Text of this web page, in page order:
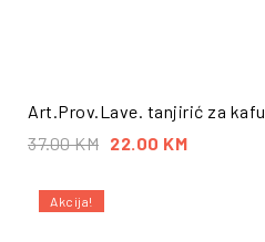
Art.Prov.Lave. tanjirić za kafu
37.00KM 22.00 KM
Akcija!